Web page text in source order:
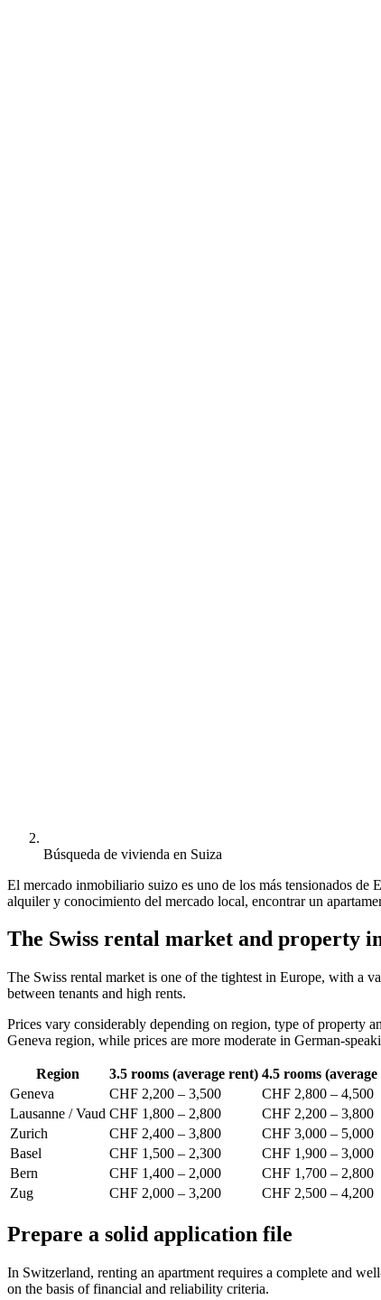
Búsqueda de vivienda en Suiza
El mercado inmobiliario suizo es uno de los más tensionados de
alquiler y conocimiento del mercado local, encontrar un
The Swiss rental market and property
The Swiss rental market is one of the tightest in Europe, with a
between tenants and high rents.
Prices vary considerably depending on region, type of property
Geneva region, while prices are more moderate in German-
Region 3.5 rooms (average rent) 4.5 rooms
Geneva
CHF 2,200 – 3,500 CHF 2,800 – 4,500
Lausanne / Vaud CHF 1,800 – 2,800 CHF 2,200 – 3,800
Zurich
CHF 2,400 – 3,800 CHF 3,000 – 5,000
Basel
CHF 1,500 – 2,300 CHF 1,900 – 3,000
Bern
CHF 1,400 – 2,000 CHF 1,700 – 2,800
Zug
CHF 2,000 – 3,200 CHF 2,500 – 4,200
Prepare a solid application file
In Switzerland, renting an apartment requires a complete and
on the basis of financial and reliability criteria.